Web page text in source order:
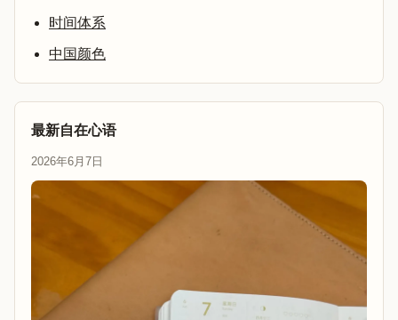
时间体系
中国颜色
最新自在心语
2026年6月7日